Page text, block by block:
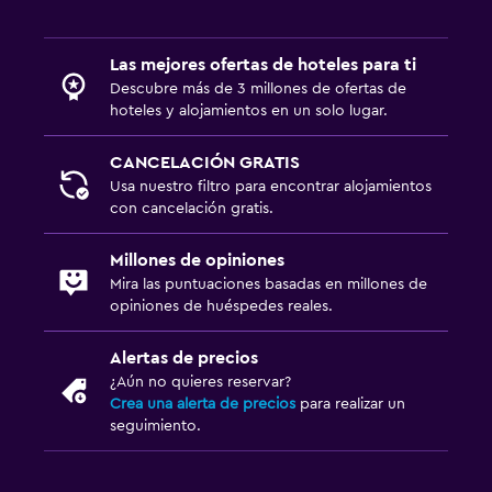
Comedor
Minibar
Mesa de comedor
Actividades
Senderismo
Bicicletas
Zona de trabajo
Escritorio
Salud y seguridad
Limpieza diaria
Las mejores ofertas de hoteles para ti
Descubre más de 3 millones de ofertas de
hoteles y alojamientos en un solo lugar.
CANCELACIÓN GRATIS
Usa nuestro filtro para encontrar alojamientos
con cancelación gratis.
Millones de opiniones
Mira las puntuaciones basadas en millones de
opiniones de huéspedes reales.
Alertas de precios
¿Aún no quieres reservar?
Crea una alerta de precios para realizar un
seguimiento.